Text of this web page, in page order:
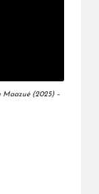
Maazué (2025) –